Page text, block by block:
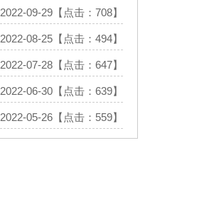
2022-09-29【点击：708】
2022-08-25【点击：494】
2022-07-28【点击：647】
2022-06-30【点击：639】
2022-05-26【点击：559】